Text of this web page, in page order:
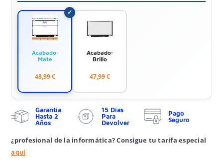
Acabado:
Mate
48,99 €
Acabado:
Brillo
47,99 €
Garantía
Hasta 2
Años
15 Días
Para
Devolver
Pago
Seguro
¿profesional de la informática? Consigue tu tarifa especial
aquí